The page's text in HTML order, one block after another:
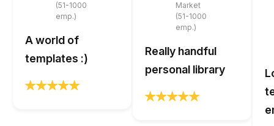
(51-1000
emp.)
A world of
templates :)
Market
(51-1000
emp.)
Really handful
personal library